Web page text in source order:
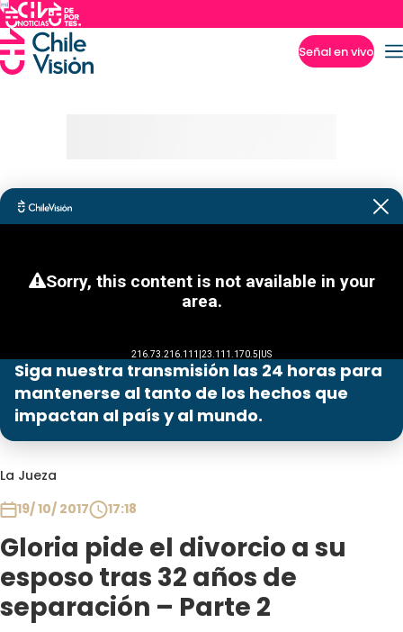
Señal en vivo
Siga nuestra transmisión las 24 horas para
mantenerse al tanto de los hechos que
impactan al país y al mundo.
La Jueza
19/ 10/ 2017
17:18
Gloria pide el divorcio a su
esposo tras 32 años de
separación – Parte 2
Programas
Contigo en Directo
Plan Perfecto
El Tiempo
Sabingo
Todos Los Programas